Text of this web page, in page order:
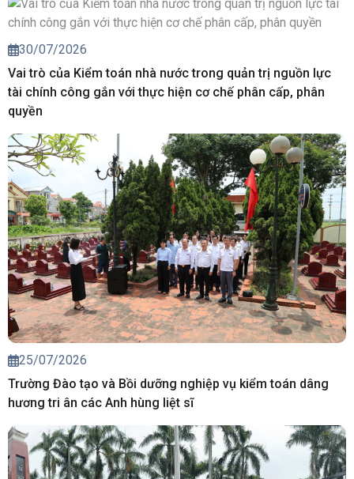
30/07/2026
Vai trò của Kiểm toán nhà nước trong quản trị nguồn lực
tài chính công gắn với thực hiện cơ chế phân cấp, phân
quyền
25/07/2026
Trường Đào tạo và Bồi dưỡng nghiệp vụ kiểm toán dâng
hương tri ân các Anh hùng liệt sĩ